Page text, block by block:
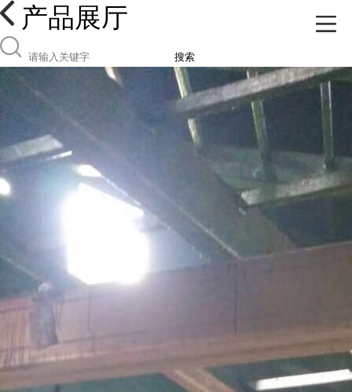
产品展厅
搜索